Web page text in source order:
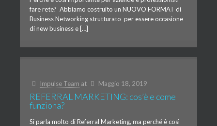
fare rete? Abbiamo costruito un NUOVO FORMAT di
Business Networking strutturato per essere occasione
di new business e […]
Impulse Team at Maggio 18, 2019
REFERRAL MARKETING: cos’è e come
funziona?
Si parla molto di Referral Marketing, ma perché è così